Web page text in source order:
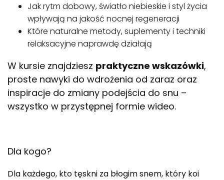
Jak rytm dobowy, światło niebieskie i styl życia
wpływają na jakość nocnej regeneracji
Które naturalne metody, suplementy i techniki
relaksacyjne naprawdę działają
W kursie znajdziesz praktyczne wskazówki,
proste nawyki do wdrożenia od zaraz oraz
inspiracje do zmiany podejścia do snu –
wszystko w przystępnej formie wideo.
Dla kogo?
Dla każdego, kto tęskni za błogim snem, który koi